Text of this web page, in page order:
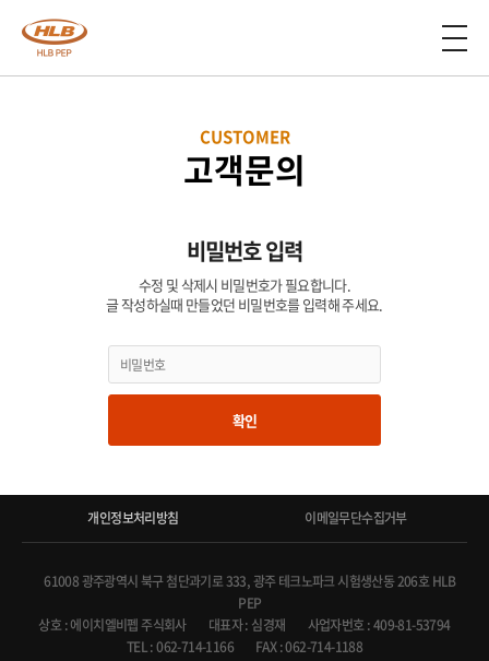
CUSTOMER
고객문의
비밀번호 입력
수정 및 삭제시 비밀번호가 필요합니다.
글 작성하실때 만들었던 비밀번호를 입력해 주세요.
확인
개인정보처리방침 이메일무단수집거부
61008 광주광역시 북구 첨단과기로 333, 광주 테크노파크 시험생산동 206호 HLB
PEP
상호 : 에이치엘비펩 주식회사
대표자 : 심경재
사업자번호 : 409-81-53794
TEL : 062-714-1166
FAX : 062-714-1188